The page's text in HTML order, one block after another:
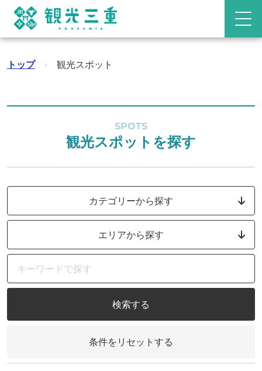
トップ › 観光スポット
SPOTS
観光スポットを探す
カテゴリーから探す
エリアから探す
検索する
条件をリセットする